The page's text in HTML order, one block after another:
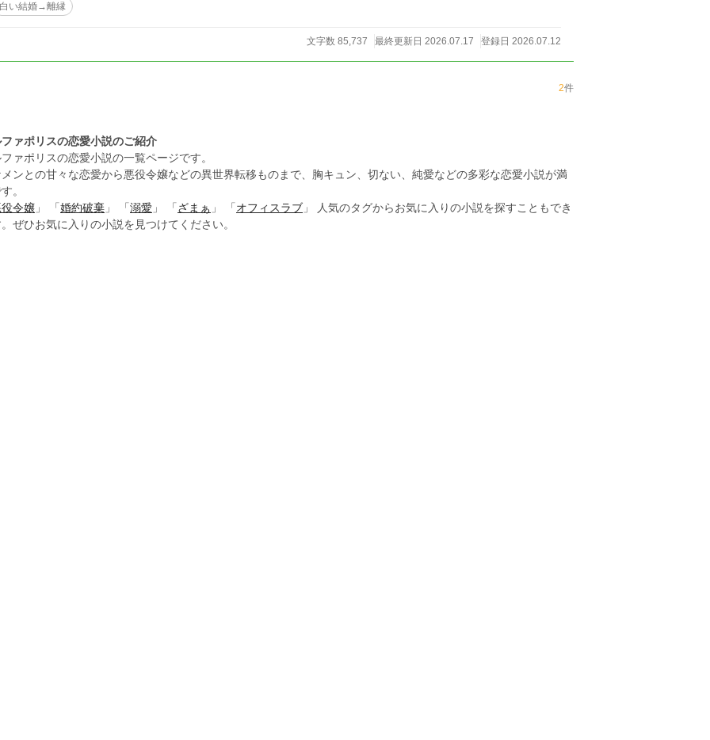
白い結婚→離縁
文字数 85,737 最終更新日 2026.07.17 登録日 2026.07.12
2件
ァポリスの恋愛小説のご紹介
ァポリスの恋愛小説の一覧ページです。
ンとの甘々な恋愛から悪役令嬢などの異世界転移ものまで、胸キュン、切ない、純愛などの多彩な恋愛小説が満
。
令嬢 」 「 婚約破棄 」 「 溺愛 」 「 ざまぁ 」 「 オフィスラブ 」 人気のタグからお気に入りの小説を探すこともでき
ぜひお気に入りの小説を見つけてください。